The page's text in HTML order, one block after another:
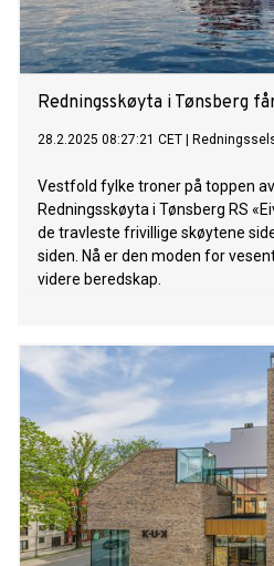
Redningsskøyta i Tønsberg
28.2.2025 08:27:21 CET
Vestfold fylke troner på toppen
Redningsskøyta i Tønsberg RS
de travleste frivillige skøytene
siden. Nå er den moden for
videre beredskap.